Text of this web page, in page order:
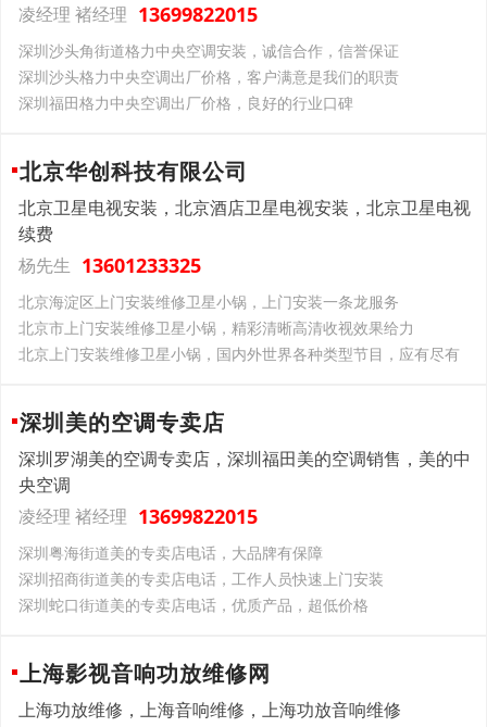
凌经理 褚经理 13699822015
深圳沙头角街道格力中央空调安装，诚信合作，信誉保证
深圳沙头格力中央空调出厂价格，客户满意是我们的职责
深圳福田格力中央空调出厂价格，良好的行业口碑
北京华创科技有限公司
北京卫星电视安装，北京酒店卫星电视安装，北京卫星电视
续费
杨先生 13601233325
北京海淀区上门安装维修卫星小锅，上门安装一条龙服务
北京市上门安装维修卫星小锅，精彩清晰高清收视效果给力
北京上门安装维修卫星小锅，国内外世界各种类型节目，应有尽有
深圳美的空调专卖店
深圳罗湖美的空调专卖店，深圳福田美的空调销售，美的中
央空调
凌经理 褚经理 13699822015
深圳粤海街道美的专卖店电话，大品牌有保障
深圳招商街道美的专卖店电话，工作人员快速上门安装
深圳蛇口街道美的专卖店电话，优质产品，超低价格
上海影视音响功放维修网
上海功放维修，上海音响维修，上海功放音响维修